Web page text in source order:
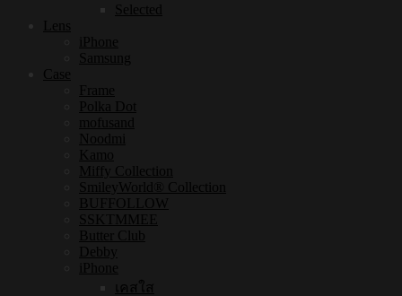
Selected
Lens
iPhone
Samsung
Case
Frame
Polka Dot
mofusand
Noodmi
Kamo
Miffy Collection
SmileyWorld® Collection
BUFFOLLOW
SSKTMMEE
Butter Club
Debby
iPhone
เคสใส